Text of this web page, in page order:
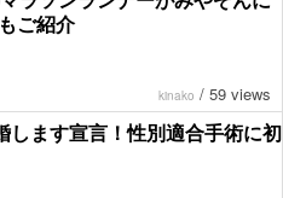
ご紹介
kinako / 59 views
します宣言！性別適合手術に初